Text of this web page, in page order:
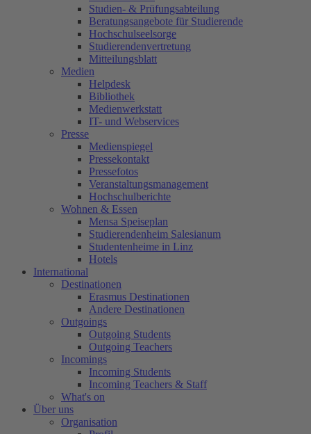
Studien- & Prüfungsabteilung
Beratungsangebote für Studierende
Hochschulseelsorge
Studierendenvertretung
Mitteilungsblatt
Medien
Helpdesk
Bibliothek
Medienwerkstatt
IT- und Webservices
Presse
Medienspiegel
Pressekontakt
Pressefotos
Veranstaltungsmanagement
Hochschulberichte
Wohnen & Essen
Mensa Speiseplan
Studierendenheim Salesianum
Studentenheime in Linz
Hotels
International
Destinationen
Erasmus Destinationen
Andere Destinationen
Outgoings
Outgoing Students
Outgoing Teachers
Incomings
Incoming Students
Incoming Teachers & Staff
What's on
Über uns
Organisation